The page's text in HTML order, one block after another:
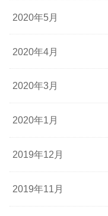
2020年5月
2020年4月
2020年3月
2020年1月
2019年12月
2019年11月